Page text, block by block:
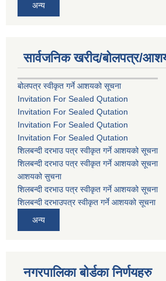
अन्य
सार्वजनिक खरीद/बोलपत्र/
बोलपत्र स्वीकृत गर्ने आशयको सूचना
Invitation For Sealed Qutation
Invitation For Sealed Qutation
Invitation For Sealed Qutation
Invitation For Sealed Qutation
शिलबन्दी दरभाउ पत्र स्वीकृत गर्ने आशयको सूचना
शिलबन्दी दरभाउ पत्र स्वीकृत गर्ने आशयको सूचना
आशयको सुचना
शिलबन्दी दरभाउ पत्र स्वीकृत गर्ने आशयको सूचना
शिलबन्दी दरभाउपत्र स्वीकृत गर्ने आशयको सूचना
अन्य
नगरपालिका बोर्डका निर्णयहरु